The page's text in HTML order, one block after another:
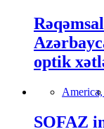
optik
America,
SOFAZ